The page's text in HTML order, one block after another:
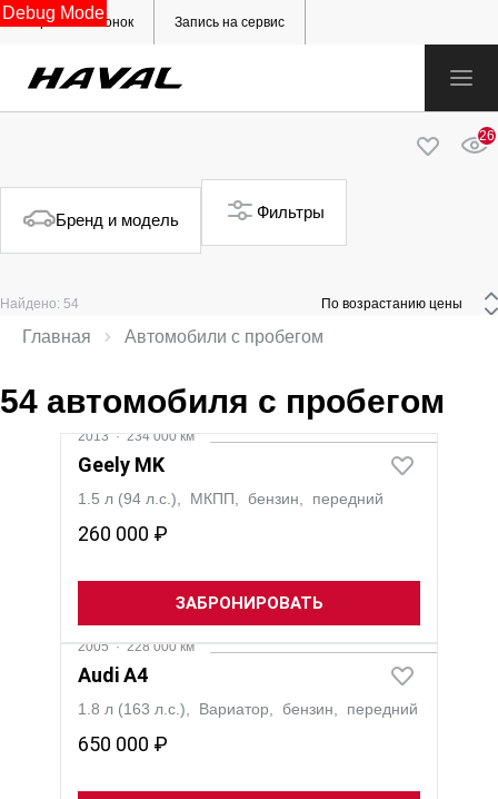
Debug Mode
Обратный звонок Запись на сервис
26
Бренд и модель Фильтры
Найдено: 54
Главная Автомобили с пробегом
54 автомобиля с пробегом
2013·234 000 км
Geely MK
1.5 л (94 л.с.), МКПП, бензин, передний
260 000 ₽
ЗАБРОНИРОВАТЬ
2005·228 000 км
Audi A4
1.8 л (163 л.с.), Вариатор, бензин, передний
650 000 ₽